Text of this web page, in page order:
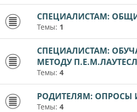
СПЕЦИАЛИСТАМ:
Темы: 1
СПЕЦИАЛИСТАМ:
МЕТОДУ
Темы: 4
РОДИТЕЛЯМ: ОПРОСЫ
Темы: 4